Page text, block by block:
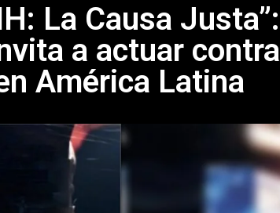
La Causa Justa”:
a actuar contra
América Latina